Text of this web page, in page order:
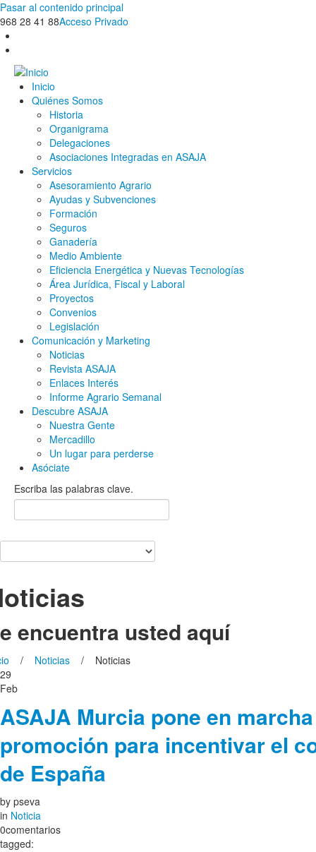
Pasar al contenido principal
968 28 41 88Acceso Privado
Inicio
Quiénes Somos
Historia
Organigrama
Delegaciones
Asociaciones Integradas en ASAJA
Servicios
Asesoramiento Agrario
Ayudas y Subvenciones
Formación
Seguros
Ganadería
Medio Ambiente
Eficiencia Energética y Nuevas Tecnologías
Área Jurídica, Fiscal y Laboral
Proyectos
Convenios
Legislación
Comunicación y Marketing
Noticias
Revista ASAJA
Enlaces Interés
Informe Agrario Semanal
Descubre ASAJA
Nuestra Gente
Mercadillo
Un lugar para perderse
Asóciate
Escriba las palabras clave.
encuentra usted aquí
/ Noticias / Noticias
29
Feb
ASAJA Murcia pone en
promoción para incentivar el
de España
by pseva
in Noticia
0comentarios
tagged: